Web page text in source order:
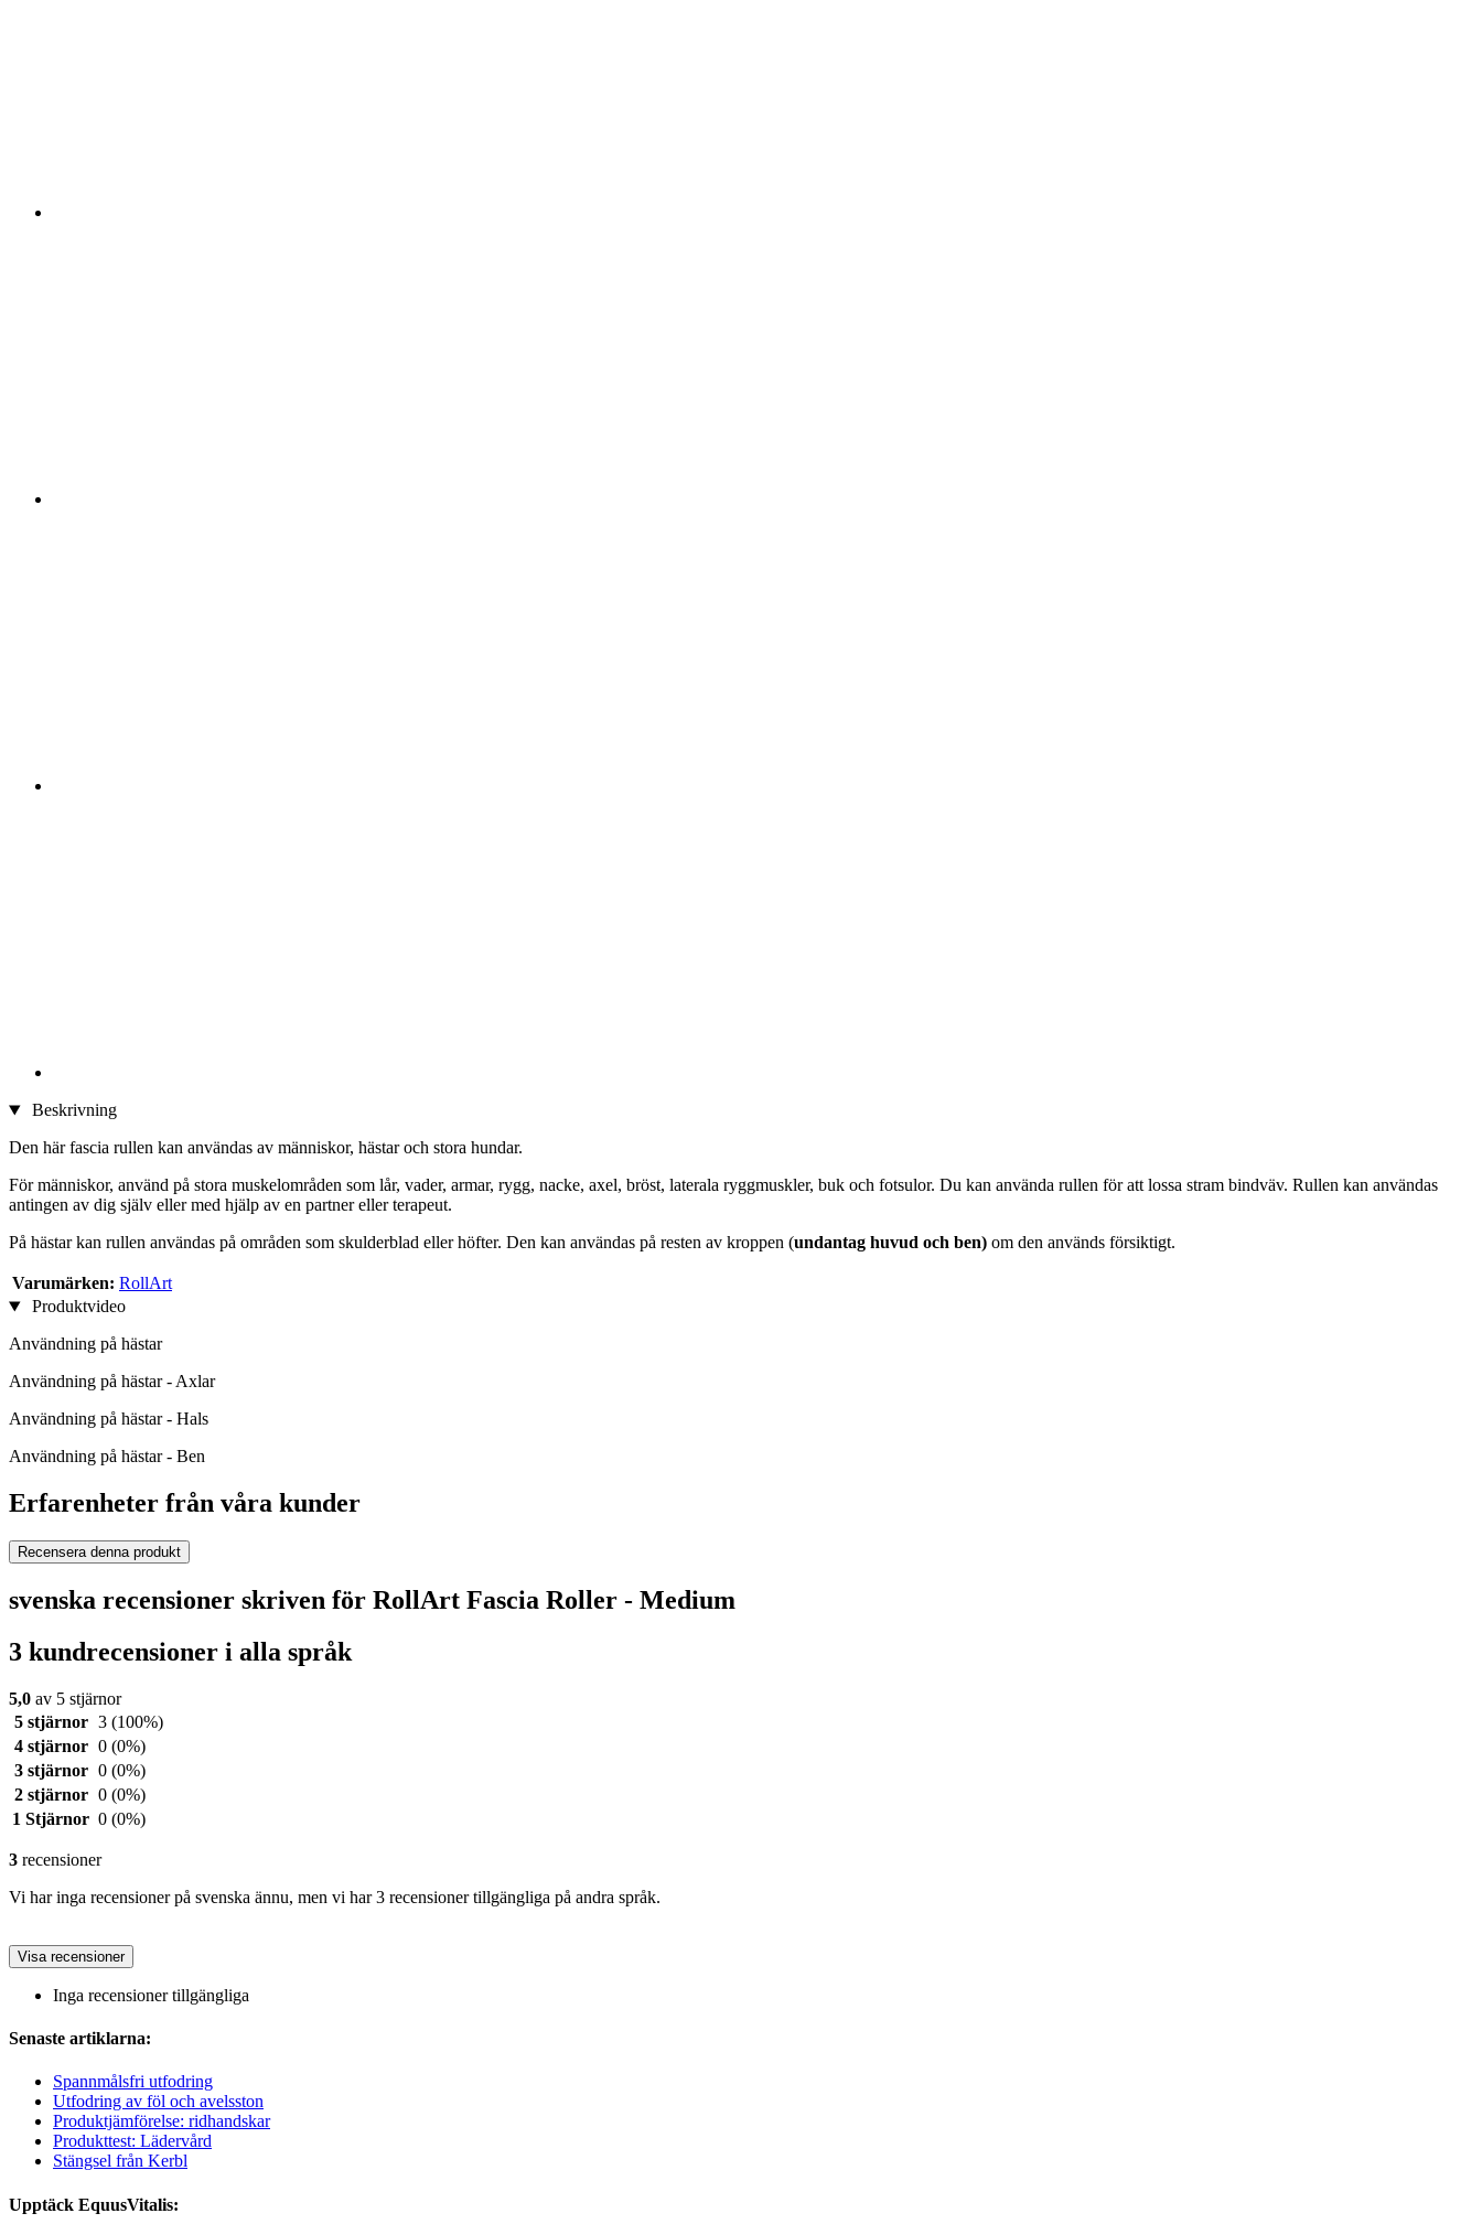
Beskrivning
Den här fascia rullen kan användas av människor, hästar och stora hundar.
För människor, använd på stora muskelområden som lår, vader, armar, rygg, nacke, axel, bröst, laterala ryggmuskler, buk och fotsulor. Du kan använda rullen för att lossa stram bindväv. Rullen kan användas
antingen av dig själv eller med hjälp av en partner eller terapeut.
På hästar kan rullen användas på områden som skulderblad eller höfter. Den kan användas på resten av kroppen (undantag huvud och ben) om den används försiktigt.
Varumärken: RollArt
Produktvideo
Användning på hästar
Användning på hästar - Axlar
Användning på hästar - Hals
Användning på hästar - Ben
Erfarenheter från våra kunder
Recensera denna produkt
svenska recensioner skriven för RollArt Fascia Roller - Medium
3 kundrecensioner i alla språk
5,0 av 5 stjärnor
5 stjärnor 3 (100%)
4 stjärnor 0 (0%)
3 stjärnor 0 (0%)
2 stjärnor 0 (0%)
1 Stjärnor 0 (0%)
3 recensioner
Vi har inga recensioner på svenska ännu, men vi har 3 recensioner tillgängliga på andra språk.
Visa recensioner
Inga recensioner tillgängliga
Senaste artiklarna:
Spannmålsfri utfodring
Utfodring av föl och avelsston
Produktjämförelse: ridhandskar
Produkttest: Lädervård
Stängsel från Kerbl
Upptäck EquusVitalis: